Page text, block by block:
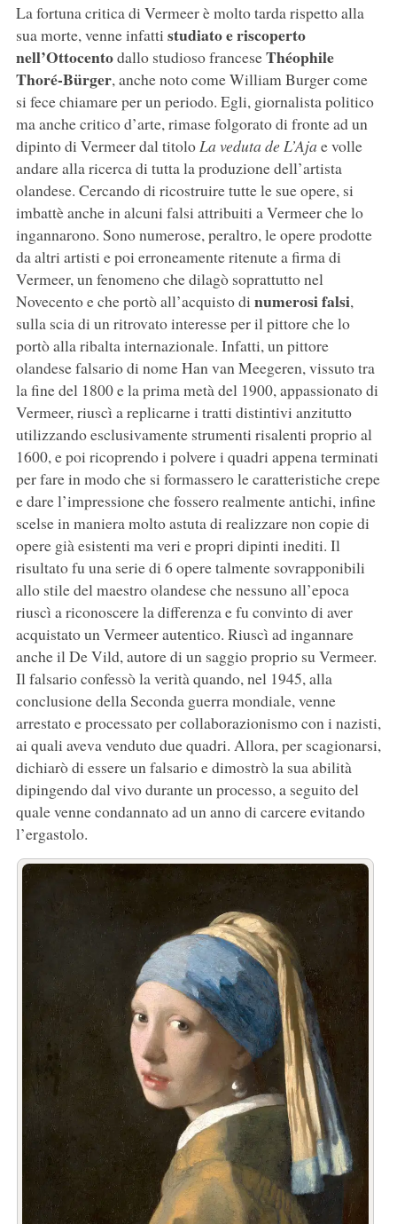
La fortuna critica di Vermeer è molto tarda rispetto alla
sua morte, venne infatti studiato e riscoperto
nell’Ottocentodallo studioso franceseThéophile
Thoré-Bürger, anche noto come William Burger come
si fece chiamare per un periodo. Egli, giornalista politico
ma anche critico d’arte, rimase folgorato di fronte ad un
dipinto di Vermeer dal titolo La veduta de L’Aja e volle
andare alla ricerca di tutta la produzione dell’artista
olandese. Cercando di ricostruire tutte le sue opere, si
imbattè anche in alcuni falsi attribuiti a Vermeer che lo
ingannarono. Sono numerose, peraltro, le opere prodotte
da altri artisti e poi erroneamente ritenute a firma di
Vermeer, un fenomeno che dilagò soprattutto nel
Novecento e che portò all’acquisto di numerosi falsi,
sulla scia di un ritrovato interesse per il pittore che lo
portò alla ribalta internazionale. Infatti, un pittore
olandese falsario di nome Han van Meegeren, vissuto tra
la fine del 1800 e la prima metà del 1900, appassionato di
Vermeer, riuscì a replicarne i tratti distintivi anzitutto
utilizzando esclusivamente strumenti risalenti proprio al
1600, e poi ricoprendo i polvere i quadri appena terminati
per fare in modo che si formassero le caratteristiche crepe
e dare l’impressione che fossero realmente antichi, infine
scelse in maniera molto astuta di realizzare non copie di
opere già esistenti ma veri e propri dipinti inediti. Il
risultato fu una serie di 6 opere talmente sovrapponibili
allo stile del maestro olandese che nessuno all’epoca
riuscì a riconoscere la differenza e fu convinto di aver
acquistato un Vermeer autentico. Riuscì ad ingannare
anche il De Vild, autore di un saggio proprio su Vermeer.
Il falsario confessò la verità quando, nel 1945, alla
conclusione della Seconda guerra mondiale, venne
arrestato e processato per collaborazionismo con i nazisti,
ai quali aveva venduto due quadri. Allora, per scagionarsi,
dichiarò di essere un falsario e dimostrò la sua abilità
dipingendo dal vivo durante un processo, a seguito del
quale venne condannato ad un anno di carcere evitando
l’ergastolo.